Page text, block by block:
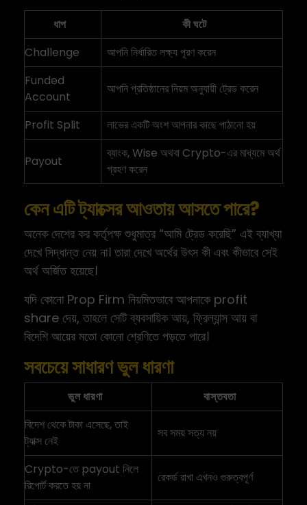
ধাপ
কী ঘটে
Challenge
আপনি নির্ধারিত লক্ষ্য পূরণ করেন
Funded
Account
আপনি প্রতিষ্ঠানের নিয়ম অনুযায়ী ট্রেড করেন
Profit Split লাভের একটি অংশ আপনার কাছে পাঠানো হয়
Payout
ব্যাংক, Wise অথবা Crypto-এর মাধ্যমে অর্থ
গ্রহণ করেন
কেন এটি ট্যাক্সের আওতায় আসতে পারে?
অনেক দেশের কর কর্তৃপক্ষ শুধুমাত্র “আমি ট্রেড করেছি” এই ব্যাখ্যা
দেখে সিদ্ধান্ত নেয় না। তারা দেখে অর্থের উৎস কী এবং কীভাবে সেই
অর্থ অর্জিত হয়েছে।
যদি কোনো Prop Firm নিয়মিতভাবে আপনাকে profit
share দেয়, তাহলে সেটি ব্যবসায়িক আয়, ফ্রিল্যান্স আয় বা
বিদেশি আয়ের মতো কোনো শ্রেণিতে পড়তে পারে।
সবচেয়ে সাধারণ ভুল ধারণা
ভুল ধারণা
বাস্তবতা
বিদেশ থেকে টাকা এসেছে, তাই
ট্যাক্স নেই
সব সময় সত্য নয়
Crypto-তে payout নিলে
রিপোর্ট করতে হয় না
রেকর্ড রাখা এখনও গুরুত্বপূর্ণ